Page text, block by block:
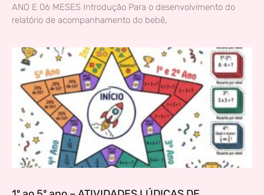
ANO E 06 MESES Introdução Para o desenvolvimento do
relatório de acompanhamento do bebê,